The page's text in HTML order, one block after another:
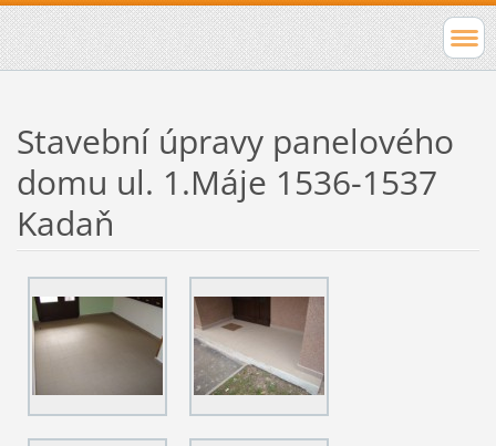
Stavební úpravy panelového
domu ul. 1.Máje 1536-1537
Kadaň